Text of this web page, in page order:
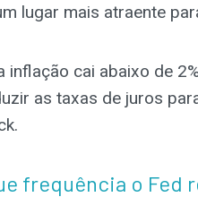
lugar mais atraente
inflação cai abaixo de
as taxas de juros
frequência o Fed